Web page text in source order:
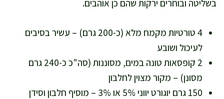
בשליטה ובוחרים ירקות שהם כן אוהבים.
4 טורטיות מקמח מלא (כ-200 גרם) – עשיר בסיבים
לעיכול ושובע
2 קופסאות טונה במים, מסוננות (סה"כ כ-240 גרם
מסונן) – מקור מצוין לחלבון
150 גרם יוגורט יווני 5% או 3% – מוסיף חלבון וסידן